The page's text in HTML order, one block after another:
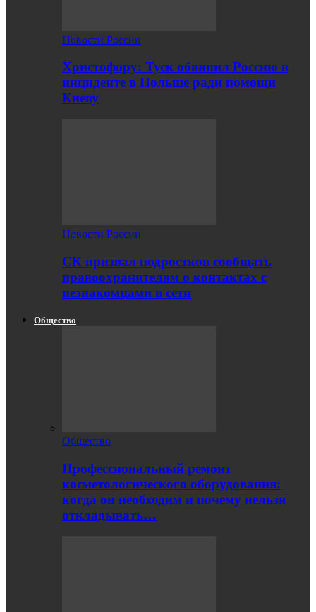
Новости России
Христофору: Туск обвинил Россию в
инциденте в Польше ради помощи
Киеву
Новости России
СК призвал подростков сообщать
правоохранителям о контактах с
незнакомцами в сети
Общество
Общество
Профессиональный ремонт
косметологического оборудования:
когда он необходим и почему нельзя
откладывать…